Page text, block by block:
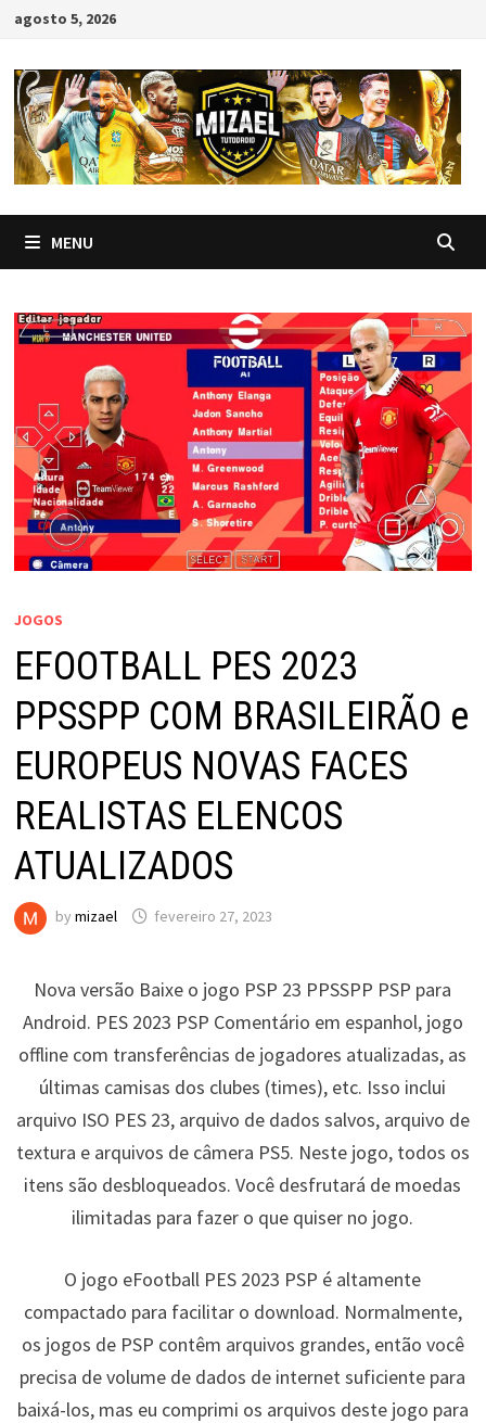
Skip
content
agosto 5, 2026
MENU
JOGOS
EFOOTBALL PES 2023
PPSSPP COM BRASILEIRÃO e
EUROPEUS NOVAS FACES
REALISTAS ELENCOS
ATUALIZADOS
by mizael fevereiro 27, 2023
Nova versão Baixe o jogo PSP 23 PPSSPP PSP para
Android. PES 2023 PSP Comentário em espanhol, jogo
offline com transferências de jogadores atualizadas, as
últimas camisas dos clubes (times), etc. Isso inclui
arquivo ISO PES 23, arquivo de dados salvos, arquivo de
textura e arquivos de câmera PS5. Neste jogo, todos os
itens são desbloqueados. Você desfrutará de moedas
ilimitadas para fazer o que quiser no jogo.
O jogo eFootball PES 2023 PSP é altamente
compactado para facilitar o download. Normalmente,
os jogos de PSP contêm arquivos grandes, então você
precisa de volume de dados de internet suficiente para
baixá-los, mas eu comprimi os arquivos deste jogo para